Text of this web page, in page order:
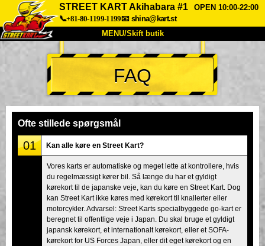
STREET KART Akihabara #1
OPEN 10:00-22:00
📞+81-80-1199-1199📧 shina@kart.st
MENU/Skift butik
TOP
Om Specifikationer Pris
Stemme
Virksomhed
Tokyo Shinagawa Tokyo Akihabara#1
Tokyo Akihabara#2 Tokyo Shibuya
Tokyo Shibuya Annex Tokyo Bay
Tokyo Asakusa Osaka
Okinawa
FAQ
Ofte stillede spørgsmål
01 Kan alle køre en Street Kart?
Vores karts er automatiske og meget lette at kontrollere, hvis
du regelmæssigt kører bil. Så længe du har et gyldigt
kørekort til de japanske veje, kan du køre en Street Kart. Dog
kan Street Kart ikke køres med kørekort til knallerter eller
motorcykler. Advarsel: Street Karts specialbyggede go-kart er
beregnet til offentlige veje i Japan. Du skal bruge et gyldigt
japansk kørekort, et internationalt kørekort, eller et SOFA-
kørekort for US Forces Japan, eller dit eget kørekort og en